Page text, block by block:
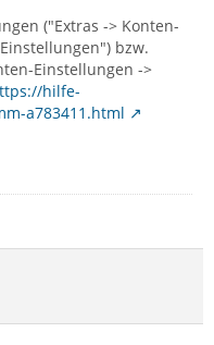
("Extras -> Konten-
bzw.
Einstellungen ->
hilfe-
a783411.html